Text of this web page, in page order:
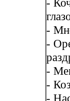
-
-
-
-
-